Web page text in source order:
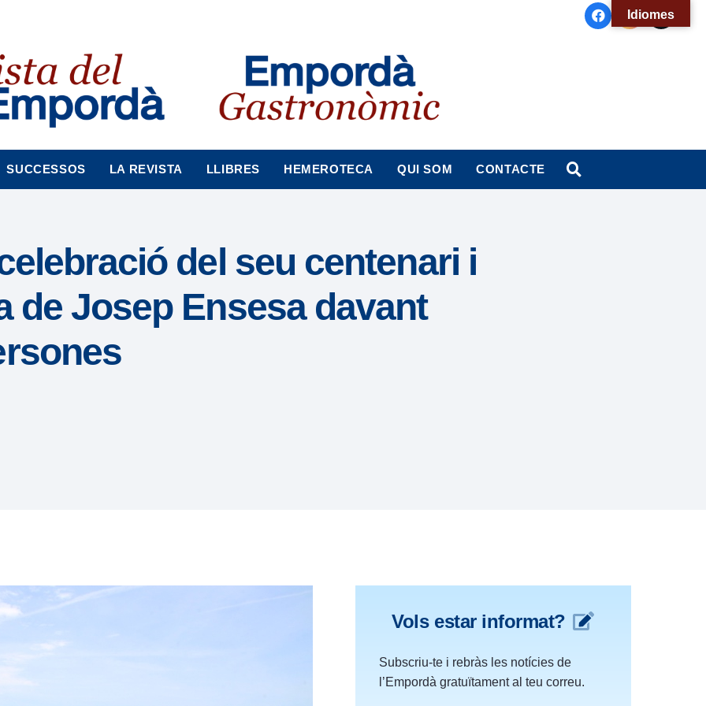
SUCCESSOS LA REVISTA LLIBRES HEMEROTECA QUI SOM CONTACTE
del seu centenari i
de Josep Ensesa davant
Vols estar informat?
Subscriu-te i rebràs les notícies de
l’Empordà gratuïtament al teu correu.
Idiomes